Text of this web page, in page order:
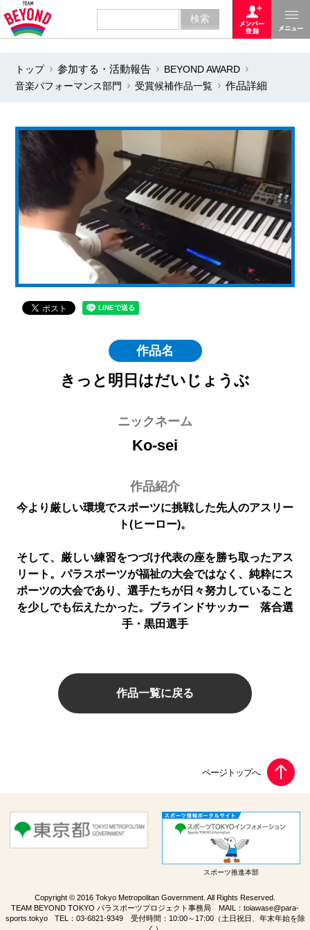
トップ 参加する・活動報告
BEYOND AWARD
音楽パフォーマンス部門
受賞候補作品一覧 作品詳細
作品名
きっと明日はだいじょうぶ
ニックネーム
Ko-sei
作品紹介
今より厳しい環境でスポーツに挑戦した先人のアスリー
ト(ヒーロー)。
そして、厳しい練習をつづけ代表の座を勝ち取ったアス
リート。パラスポーツが福祉の大会ではなく、純粋にス
ポーツの大会であり、選手たちが日々努力していること
を少しでも伝えたかった。ブラインドサッカー 落合選
手・黒田選手
作品一覧に戻る
スポーツ推進本部
Copyright © 2016 Tokyo Metropolitan Government. All Rights Reserved.
TEAM BEYOND TOKYO パラスポーツプロジェクト事務局 MAIL： toiawase@para-
sports.tokyoTEL： 03-6821-9349受付時間：10:00～17:00（土日祝日、年末年始を除